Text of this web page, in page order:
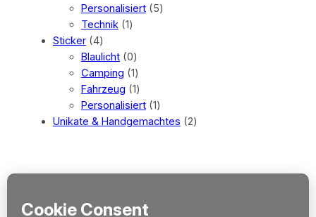
Produkte
Personalisiert 55
Technik 11
Sticker 44
Produkte
Blaulicht 00
Produkte
Camping 11
Produkt
Fahrzeug 11
Produkt
Personalisiert 11
Produkt
Unikate & Handgemachtes 22